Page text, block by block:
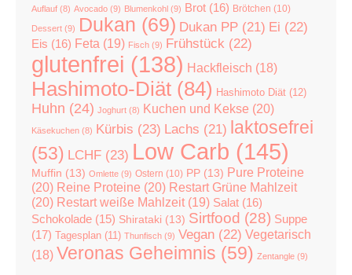
Auflauf (8) Avocado (9) Blumenkohl (9) Brot (16) Brötchen (10)
Dessert (9) Dukan (69) Dukan PP (21) Ei (22)
Eis (16) Feta (19) Fisch (9) Frühstück (22)
glutenfrei (138) Hackfleisch (18)
Hashimoto-Diät (84) Hashimoto Diät (12)
Huhn (24) Joghurt (8) Kuchen und Kekse (20)
Käsekuchen (8) Kürbis (23) Lachs (21) laktosefrei
(53) LCHF (23) Low Carb (145)
Muffin (13) Omlette (9) Ostern (10) PP (13) Pure Proteine
(20) Reine Proteine (20) Restart Grüne Mahlzeit
(20) Restart weiße Mahlzeit (19) Salat (16)
Schokolade (15) Shirataki (13) Sirtfood (28) Suppe
(17)
Tagesplan (11) Thunfisch (9) Vegan (22) Vegetarisch
(18) Veronas Geheimnis (59) Zentangle (9)